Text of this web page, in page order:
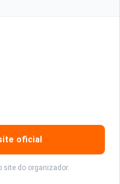
oficial
site do organizador.